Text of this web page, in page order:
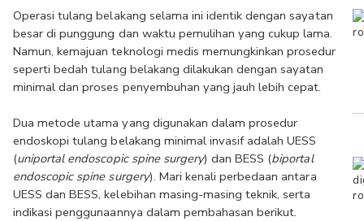
Operasi tulang belakang selama ini identik dengan sayatan
besar di punggung dan waktu pemulihan yang cukup lama.
Namun, kemajuan teknologi medis memungkinkan prosedur
seperti bedah tulang belakang dilakukan dengan sayatan
minimal dan proses penyembuhan yang jauh lebih cepat.
Dua metode utama yang digunakan dalam prosedur
endoskopi tulang belakang minimal invasif adalah UESS
(uniportal endoscopic spine surgery) dan BESS (biportal
endoscopic spine surgery). Mari kenali perbedaan antara
UESS dan BESS, kelebihan masing-masing teknik, serta
indikasi penggunaannya dalam pembahasan berikut.